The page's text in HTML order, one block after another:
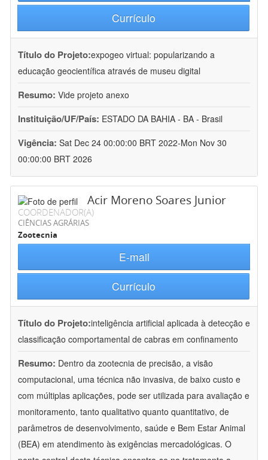
Currículo
Título do Projeto:expogeo virtual: popularizando a
educação geocientífica através de museu digital
Resumo: Vide projeto anexo
Instituição/UF/País: ESTADO DA BAHIA - BA - Brasil
Vigência: Sat Dec 24 00:00:00 BRT 2022-Mon Nov 30
00:00:00 BRT 2026
Acir Moreno Soares Junior
COORDENADOR(A)
CIÊNCIAS AGRÁRIAS
Zootecnia
E-mail
Currículo
Título do Projeto:inteligência artificial aplicada à detecção e
classificação comportamental de cabras em confinamento
Resumo: Dentro da zootecnia de precisão, a visão
computacional, uma técnica não invasiva, de baixo custo e
com múltiplas aplicações, pode ser utilizada para avaliação e
monitoramento, tanto qualitativo quanto quantitativo, de
parâmetros de desenvolvimento, saúde e Bem Estar Animal
(BEA) em atendimento às exigências mercadológicas. O